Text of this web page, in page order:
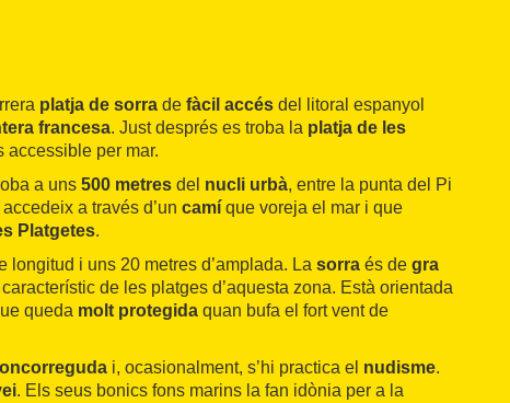
platja de sorra de fàcil accés del litoral espanyol
francesa. Just després es troba la platja de les
accessible per mar.
a uns 500 metres del nucli urbà, entre la punta del Pi
a través d’un camí que voreja el mar i que
Platgetes.
longitud i uns 20 metres d’amplada. La sorra és de gra
característic de les platges d’aquesta zona. Està orientada
queda molt protegida quan bufa el fort vent de
i, ocasionalment, s’hi practica el nudisme.
. Els seus bonics fons marins la fan idònia per a la